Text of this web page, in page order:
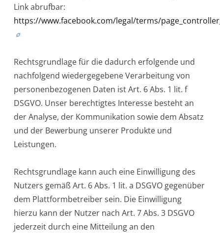
Link abrufbar:
https://www.facebook.com/legal/terms/
Rechtsgrundlage für die dadurch erfolgende und
nachfolgend wiedergegebene Verarbeitung von
personenbezogenen Daten ist Art. 6 Abs. 1 lit. f
DSGVO. Unser berechtigtes Interesse besteht an
der Analyse, der Kommunikation sowie dem Absatz
und der Bewerbung unserer Produkte und
Leistungen.
Rechtsgrundlage kann auch eine Einwilligung des
Nutzers gemäß Art. 6 Abs. 1 lit. a DSGVO gegenüber
dem Plattformbetreiber sein. Die Einwilligung
hierzu kann der Nutzer nach Art. 7 Abs. 3 DSGVO
jederzeit durch eine Mitteilung an den